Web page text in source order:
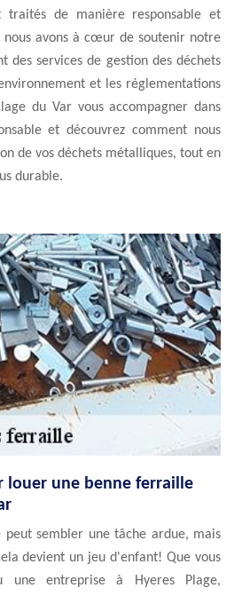
traités de manière responsable et
nous avons à cœur de soutenir notre
des services de gestion des déchets
et les réglementations
du Var vous accompagner dans
et découvrez comment nous
de vos déchets métalliques, tout en
durable.
louer une benne ferraille
sembler une tâche ardue, mais
devient un jeu d'enfant! Que vous
une entreprise à Hyeres Plage,